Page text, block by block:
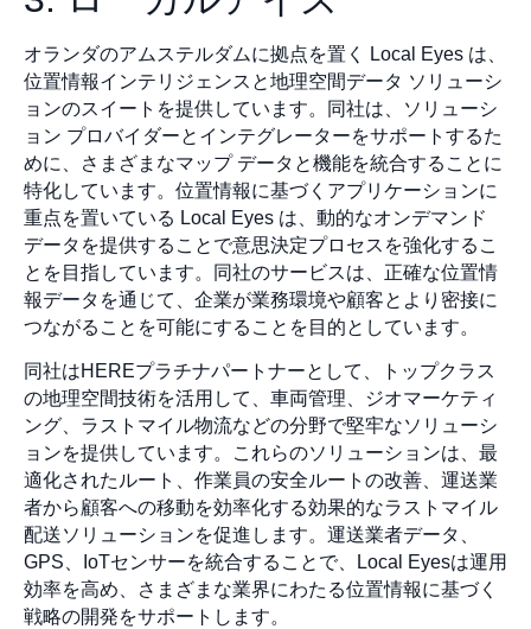
オランダのアムステルダムに拠点を置く Local Eyes は、
位置情報インテリジェンスと地理空間データ ソリューシ
ョンのスイートを提供しています。同社は、ソリューシ
ョン プロバイダーとインテグレーターをサポートするた
めに、さまざまなマップ データと機能を統合することに
特化しています。位置情報に基づくアプリケーションに
重点を置いている Local Eyes は、動的なオンデマンド
データを提供することで意思決定プロセスを強化するこ
とを目指しています。同社のサービスは、正確な位置情
報データを通じて、企業が業務環境や顧客とより密接に
つながることを可能にすることを目的としています。
同社はHEREプラチナパートナーとして、トップクラス
の地理空間技術を活用して、車両管理、ジオマーケティ
ング、ラストマイル物流などの分野で堅牢なソリューシ
ョンを提供しています。これらのソリューションは、最
適化されたルート、作業員の安全ルートの改善、運送業
者から顧客への移動を効率化する効果的なラストマイル
配送ソリューションを促進します。運送業者データ、
GPS、IoTセンサーを統合することで、Local Eyesは運用
効率を高め、さまざまな業界にわたる位置情報に基づく
戦略の開発をサポートします。